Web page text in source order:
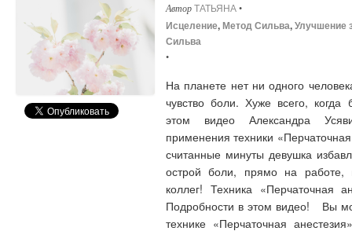
ТАТЬЯНА•
Исцеление,Метод Сильва,Улучшение
Сильва
•
На планете нет ни одного
чувство боли. Хуже всего, когда
этом видео Александра
применения техники
считанные минуты девушка
острой боли, прямо на работе,
коллег! Техника «Перчаточная
Подробности в этом видео! Вы
технике «Перчаточная